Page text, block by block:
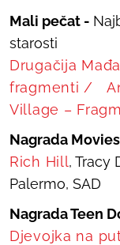
Mali pečat -
starosti
Drugačija
fragmenti /
Village –
Nagrada
Rich Hill, Tracy
Palermo, SAD
Nagrada Teen
Djevojka na